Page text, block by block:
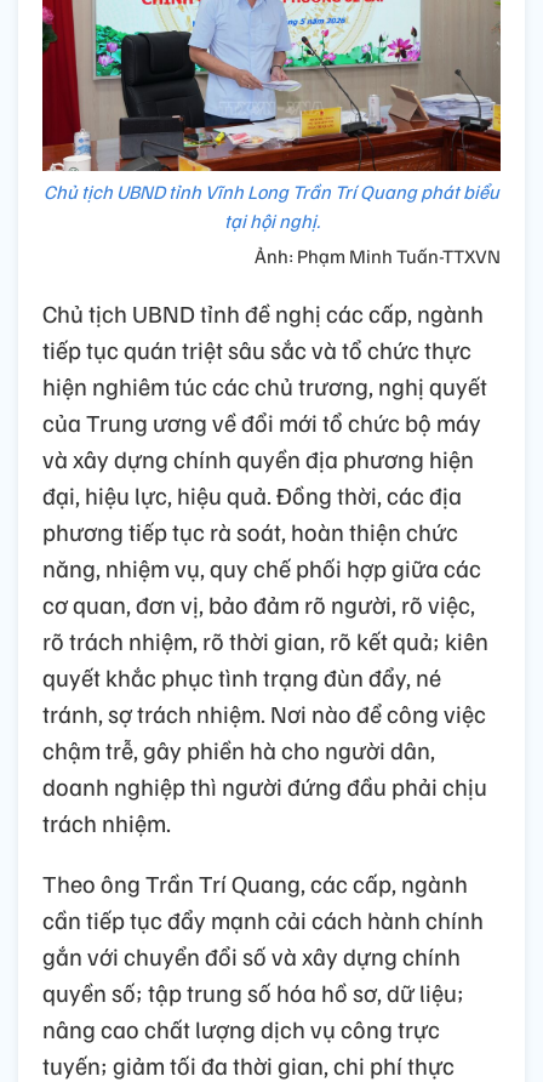
Chủ tịch UBND tỉnh Vĩnh Long Trần Trí Quang phát biểu
tại hội nghị.
Ảnh: Phạm Minh Tuấn-TTXVN
Chủ tịch UBND tỉnh đề nghị các cấp, ngành
tiếp tục quán triệt sâu sắc và tổ chức thực
hiện nghiêm túc các chủ trương, nghị quyết
của Trung ương về đổi mới tổ chức bộ máy
và xây dựng chính quyền địa phương hiện
đại, hiệu lực, hiệu quả. Đồng thời, các địa
phương tiếp tục rà soát, hoàn thiện chức
năng, nhiệm vụ, quy chế phối hợp giữa các
cơ quan, đơn vị, bảo đảm rõ người, rõ việc,
rõ trách nhiệm, rõ thời gian, rõ kết quả; kiên
quyết khắc phục tình trạng đùn đẩy, né
tránh, sợ trách nhiệm. Nơi nào để công việc
chậm trễ, gây phiền hà cho người dân,
doanh nghiệp thì người đứng đầu phải chịu
trách nhiệm.
Theo ông Trần Trí Quang, các cấp, ngành
cần tiếp tục đẩy mạnh cải cách hành chính
gắn với chuyển đổi số và xây dựng chính
quyền số; tập trung số hóa hồ sơ, dữ liệu;
nâng cao chất lượng dịch vụ công trực
tuyến; giảm tối đa thời gian, chi phí thực